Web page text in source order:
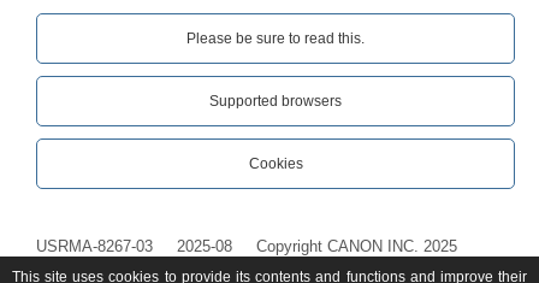
Please be sure to read this.‎
Supported browsers
Cookies
USRMA-8267-03 2025-08 Copyright CANON INC. 2025
This site uses cookies to provide its contents and functions and improve their